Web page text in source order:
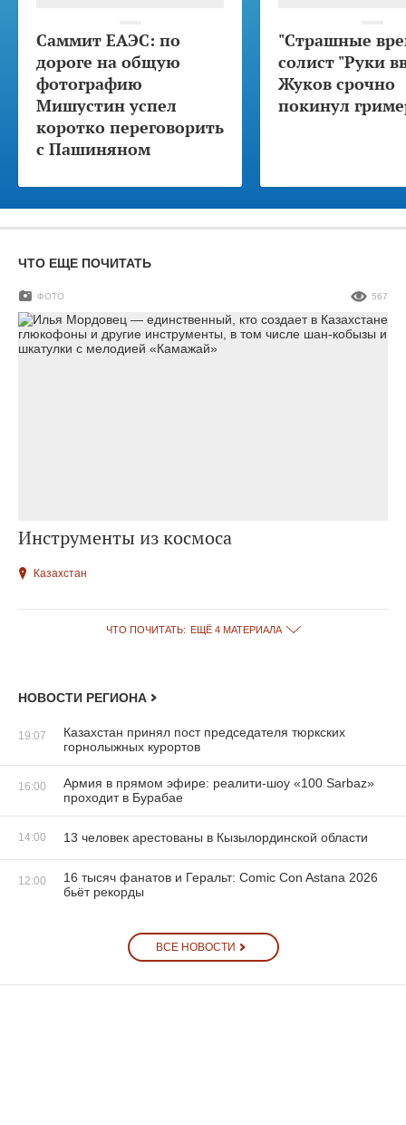
Саммит ЕАЭС: по
дороге на общую
фотографию
Мишустин успел
коротко переговорить
с Пашиняном
"Страшные
солист "Руки
Жуков срочно
покинул
ЧТО ЕЩЕ ПОЧИТАТЬ
Инструменты из космоса
ФОТО 567
Казахстан
ЧТО ПОЧИТАТЬ: ЕЩЁ 4 МАТЕРИАЛА
НОВОСТИ РЕГИОНА
19:07
Казахстан принял пост председателя тюркских
горнолыжных курортов
16:00
Армия в прямом эфире: реалити-шоу «100 Sarbaz»
проходит в Бурабае
14:00 13 человек арестованы в Кызылординской области
12:00
16 тысяч фанатов и Геральт: Comic Con Astana 2026
бьёт рекорды
ВСЕ НОВОСТИ